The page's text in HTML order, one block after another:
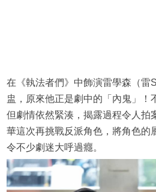
在《執法者們》中飾演雷學森（雷
盅，原來他正是劇中的「內鬼」！
但劇情依然緊湊，揭露過程令人拍
華這次再挑戰反派角色，將角色的
令不少劇迷大呼過癮。